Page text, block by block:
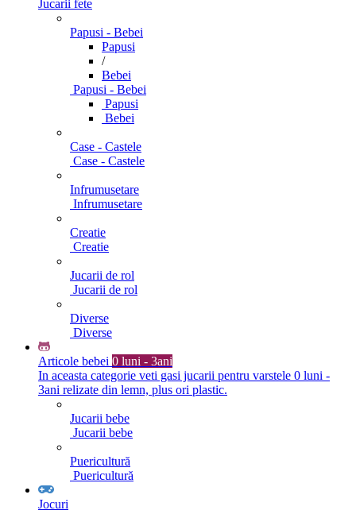
Jucarii fete
Papusi - Bebei
Papusi
/
Bebei
Papusi - Bebei
Papusi
Bebei
Case - Castele
Case - Castele
Infrumusetare
Infrumusetare
Creatie
Creatie
Jucarii de rol
Jucarii de rol
Diverse
Diverse
Articole bebei 0 luni - 3ani
In aceasta categorie veti gasi jucarii pentru varstele 0 luni -
3ani relizate din lemn, plus ori plastic.
Jucarii bebe
Jucarii bebe
Puericultură
Puericultură
Jocuri